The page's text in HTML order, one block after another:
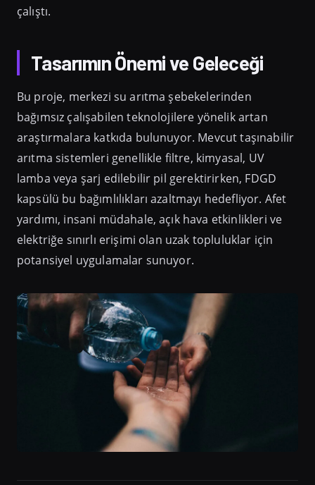
çalıştı.
Tasarımın Önemi ve Geleceği
Bu proje, merkezi su arıtma şebekelerinden
bağımsız çalışabilen teknolojilere yönelik artan
araştırmalara katkıda bulunuyor. Mevcut taşınabilir
arıtma sistemleri genellikle filtre, kimyasal, UV
lamba veya şarj edilebilir pil gerektirirken, FDGD
kapsülü bu bağımlılıkları azaltmayı hedefliyor. Afet
yardımı, insani müdahale, açık hava etkinlikleri ve
elektriğe sınırlı erişimi olan uzak topluluklar için
potansiyel uygulamalar sunuyor.